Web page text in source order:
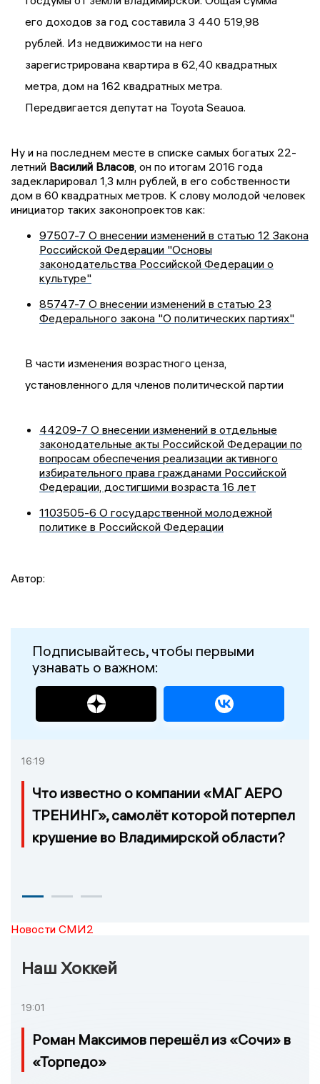
его доходов за год составила 3 440 519,98
рублей. Из недвижимости на него
зарегистрирована квартира в 62,40 квадратных
метра, дом на 162 квадратных метра.
Передвигается депутат на Toyota Seauoa.
Ну и на последнем месте в списке самых богатых 22-
летний Василий Власов, он по итогам 2016 года
задекларировал 1,3 млн рублей, в его собственности
дом в 60 квадратных метров. К слову молодой человек
инициатор таких законопроектов как:
97507-7 О внесении изменений в статью 12 Закона
Российской Федерации "Основы
законодательства Российской Федерации о
культуре"
85747-7 О внесении изменений в статью 23
Федерального закона "О политических партиях"
В части изменения возрастного ценза,
установленного для членов политической партии
44209-7 О внесении изменений в отдельные
законодательные акты Российской Федерации по
вопросам обеспечения реализации активного
избирательного права гражданами Российской
Федерации, достигшими возраста 16 лет
1103505-6 О государственной молодежной
политике в Российской Федерации
Автор:
Подписывайтесь, чтобы первыми
узнавать о важном:
16:19
Что известно о компании «МАГ АЕРО
ТРЕНИНГ», самолёт которой потерпел
крушение во Владимирской области?
Новости СМИ2
Наш Хоккей
19:01
Роман Максимов перешёл из «Сочи» в
«Торпедо»